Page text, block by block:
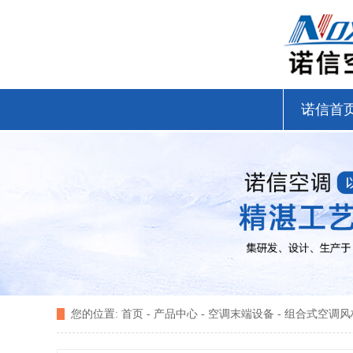
诺信首
您的位置: 首页 - 产品中心 - 空调末端设备 - 组合式空调风